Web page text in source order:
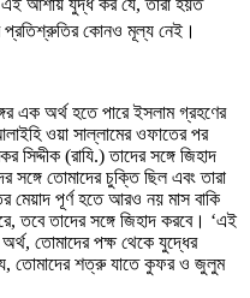
এই আশায় যুদ্ধ কর যে, তারা হয়ত
কোনও মূল্য নেই।
এক অর্থ হতে পারে ইসলাম গ্রহণের
ওয়া সাল্লামের ওফাতের পর
(রাযি.) তাদের সঙ্গে জিহাদ
সঙ্গে তোমাদের চুক্তি ছিল এবং তারা
মেয়াদ পূর্ণ হতে আরও নয় মাস বাকি
তবে তাদের সঙ্গে জিহাদ করবে। ‘এই
তোমাদের পক্ষ থেকে যুদ্ধের
তোমাদের শত্রু যাতে কুফর ও জুলুম